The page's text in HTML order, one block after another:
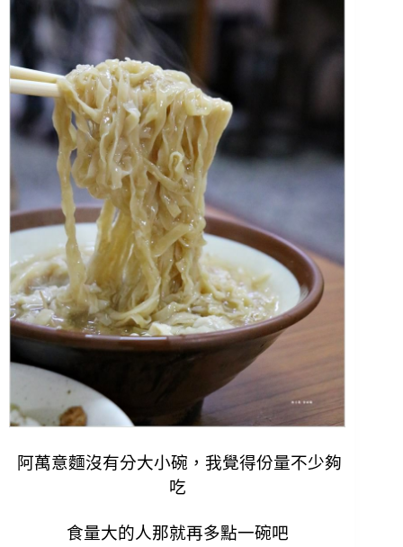
阿萬意麵沒有分大小碗，我覺得份量不少夠
吃
食量大的人那就再多點一碗吧